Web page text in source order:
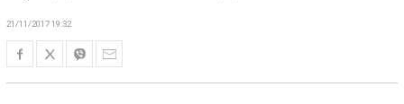
21/11/2017 19:32